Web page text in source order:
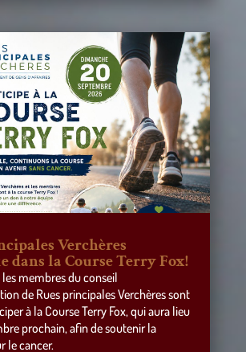
Verchères
dans la Course Terry Fox!
les membres du conseil
de Rues principales Verchères sont
à la Course Terry Fox, qui aura lieu
prochain, afin de soutenir la
le cancer.